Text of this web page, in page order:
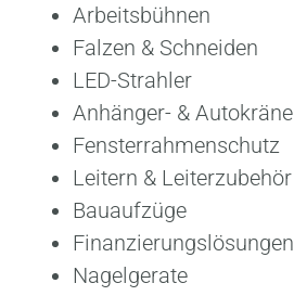
Arbeitsbühnen
Falzen & Schneiden
LED-Strahler
Anhänger- & Autokräne
Fensterrahmenschutz
Leitern & Leiterzubehör
Bauaufzüge
Finanzierungslösungen
Nagelgerate